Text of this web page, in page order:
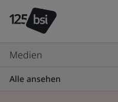
Medien
Alle ansehen